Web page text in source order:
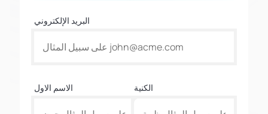
البريد الإلكتروني
الاسم الاول الكنية